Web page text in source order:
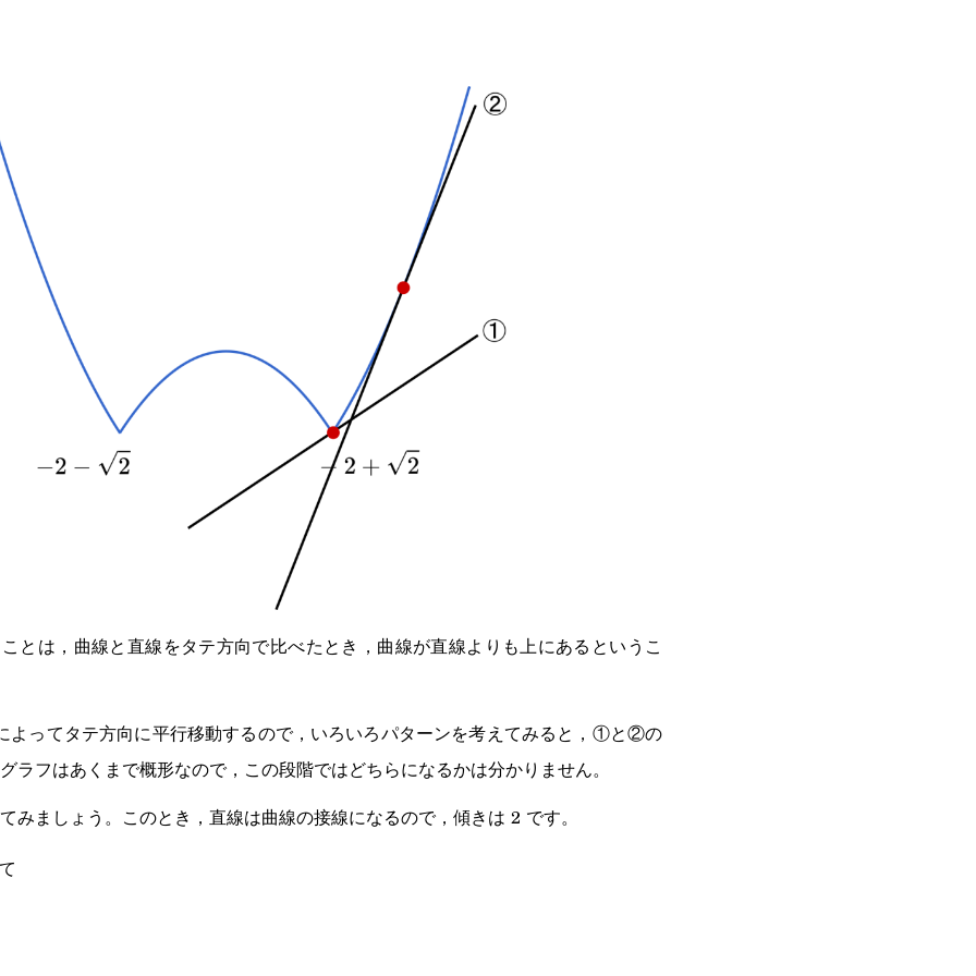
とは，曲線と直線をタテ方向で比べたとき，曲線が直線よりも上にあるというこ
よってタテ方向に平行移動するので，いろいろパターンを考えてみると，①と②の
ラフはあくまで概形なので，この段階ではどちらになるかは分かりません。
みましょう。このとき，直線は曲線の接線になるので，傾きは 2 です。